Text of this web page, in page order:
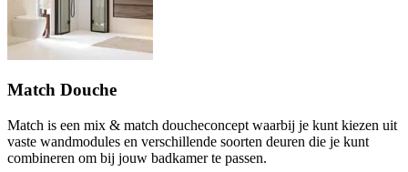
Match Douche
Match is een mix & match doucheconcept waarbij je kunt kiezen uit
vaste wandmodules en verschillende soorten deuren die je kunt
combineren om bij jouw badkamer te passen.